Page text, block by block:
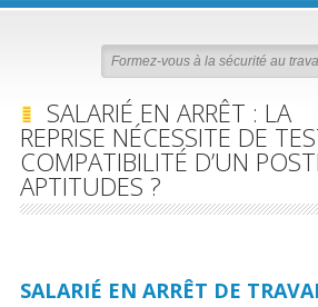
SALARIÉ EN ARRÊT : LA
REPRISE NÉCESSITE DE
COMPATIBILITÉ D’UN
APTITUDES ?
SALARIÉ EN ARRÊT DE